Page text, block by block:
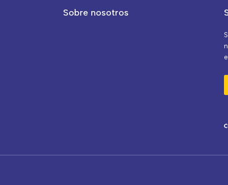
Sobre nosotros